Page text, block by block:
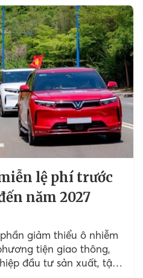
lệ phí trước
năm 2027
giảm thiểu ô nhiễm
tiện giao thông,
đầu tư sản xuất, tận